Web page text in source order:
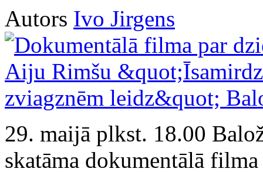
Autors Ivo Jirgens
29. maijā plkst. 18.00
skatāma dokumentālā